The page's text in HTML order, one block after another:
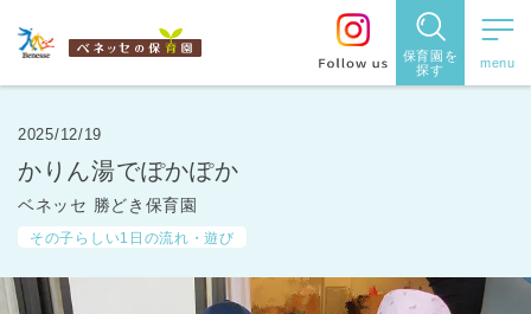
保育園を
探す
保育園を探す
住所・駅
名
す
2025/12/19
かりん湯でぽかぽか
ベネッセ 勝どき保育園
その子らしい1日の流れ・遊び